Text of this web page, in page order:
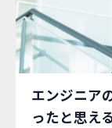
エンジニア
ったと思え